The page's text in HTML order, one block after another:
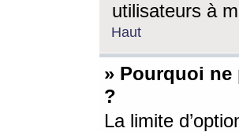
utilisateurs à
Haut
» Pourquoi ne
?
La limite